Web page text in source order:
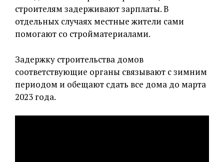
строителям задерживают зарплаты. В
отдельных случаях местные жители сами
помогают со стройматериалами.
Задержку строительства домов
соответствующие органы связывают с зимним
периодом и обещают сдать все дома до марта
2023 года.